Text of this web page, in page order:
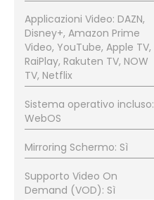
Applicazioni Video: DAZN,
Disney+, Amazon Prime
Video, YouTube, Apple TV,
RaiPlay, Rakuten TV, NOW
TV, Netflix
Sistema operativo incluso:
WebOS
Mirroring Schermo: Sì
Supporto Video On
Demand (VOD): Sì